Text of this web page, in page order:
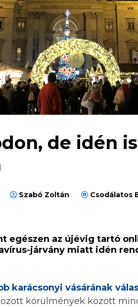
de idén
Szabó Zoltán
Csodálatos
egészen az újévig tartó
járvány miatt idén
karácsonyi vásárának
körülmények között